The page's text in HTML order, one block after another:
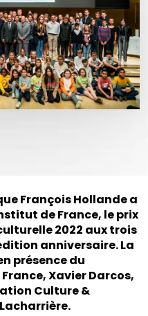
François Hollande a
de France, le prix
2022 aux trois
anniversaire. La
présence du
Xavier Darcos,
Culture &